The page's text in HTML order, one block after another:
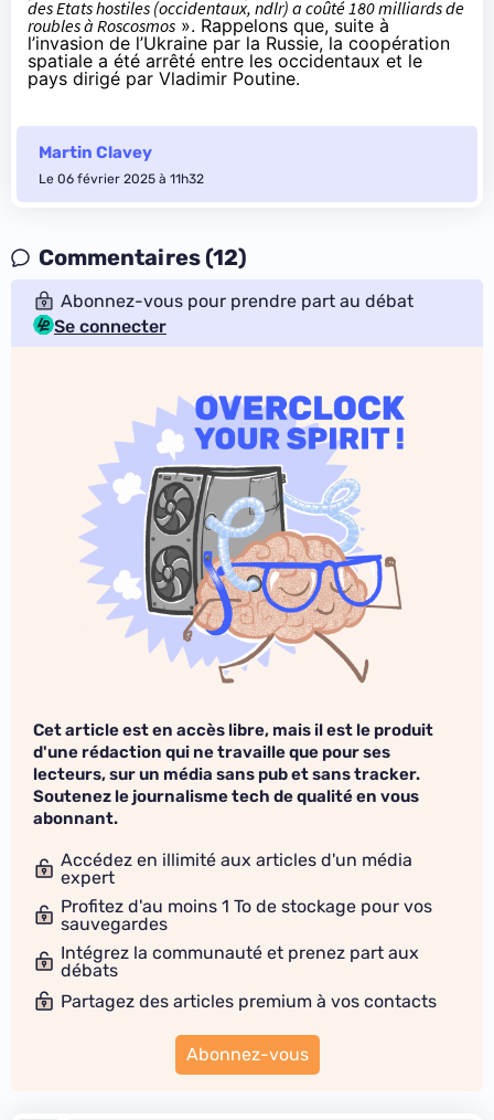
des Etats hostiles (occidentaux, ndlr) a coûté 180 milliards de
roubles à Roscosmos ». Rappelons que, suite à
l’invasion de l’Ukraine par la Russie, la coopération
spatiale a été arrêté entre les occidentaux et le
pays dirigé par Vladimir Poutine.
Martin Clavey
Le 06 février 2025 à 11h32
Commentaires (12)
Abonnez-vous pour prendre part au débat
Se connecter
Cet article est en accès libre, mais il est le produit
d'une rédaction qui ne travaille que pour ses
lecteurs, sur un média sans pub et sans tracker.
Soutenez le journalisme tech de qualité en vous
abonnant.
Accédez en illimité aux articles d'un média
expert
Profitez d'au moins 1 To de stockage pour vos
sauvegardes
Intégrez la communauté et prenez part aux
débats
Partagez des articles premium à vos contacts
Abonnez-vous